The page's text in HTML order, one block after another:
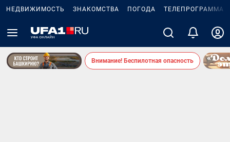
НЕДВИЖИМОСТЬ ЗНАКОМСТВА ПОГОДА ТЕЛЕПРОГРАММА
Внимание! Беспилотная опасность